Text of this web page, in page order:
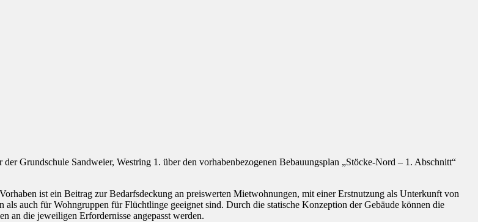
der Grundschule Sandweier, Westring 1. über den vorhabenbezogenen Bebauungsplan „Stöcke-Nord – 1. Abschnitt“
ist ein Beitrag zur Bedarfsdeckung an preiswerten Mietwohnungen, mit einer Erstnutzung als Unterkunft von
auch für Wohngruppen für Flüchtlinge geeignet sind. Durch die statische Konzeption der Gebäude können die
an die jeweiligen Erfordernisse angepasst werden.